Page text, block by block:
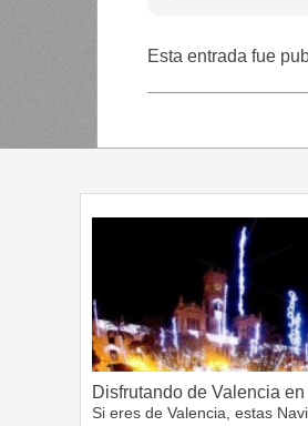
Esta entrada fue
Disfrutando de Valencia
Si eres de Valencia, estas